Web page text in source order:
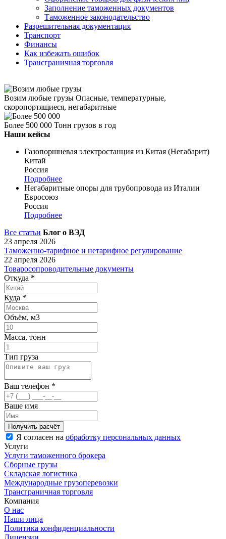
Заполнение таможенных документов
Таможенное законодательство
Разрешительная документация
Транспорт
Финансы
Как избежать ошибок
Трансграничная торговля
Возим любые грузы Опасные, температурные,
скоропортящиеся, негабаритные
Более 500 000 Тонн грузов в год
Наши кейсы
Газопоршневая электростанция из Китая (Негабарит)
Китай
Россия
Подробнее
Негабаритные опоры для трубопровода из Италии
Евросоюз
Россия
Подробнее
Все статьи Блог о ВЭД
23 апреля 2026
Таможенно-тарифное и нетарифное регулирование
22 апреля 2026
Товаросопроводительные документы
Откуда *
Куда *
Объём, м3
Масса, тонн
Тип груза
Ваш телефон *
Ваше имя
Я согласен на обработку персональных данных
Услуги
Услуги таможенного брокера
Сборные грузы
Складская логистика
Международные грузоперевозки
Трансграничная торговля
Компания
О нас
Наши лица
Политика конфиденциальности
Лицензии